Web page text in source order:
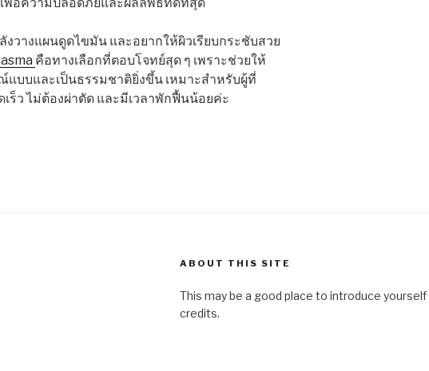
วางแผนดูดไขมัน และอยากให้ผิวเรียบกระชับสวย
คือทางเลือกที่ตอบโจทย์สุด ๆ เพราะช่วยให้
บบและเป็นธรรมชาติยิ่งขึ้น เหมาะสำหรับผู้ที่
ร็ว ไม่ต้องผ่าตัด และมีเวลาพักฟื้นน้อยค่ะ
ABOUT THIS SITE
This may be a good place to introduce
credits.